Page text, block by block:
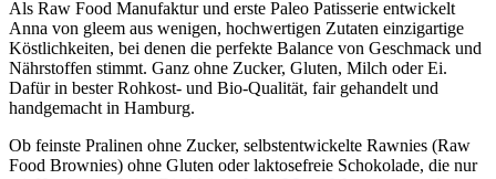
Als Raw Food Manufaktur und erste Paleo Patisserie entwickelt
Anna von gleem aus wenigen, hochwertigen Zutaten einzigartige
Köstlichkeiten, bei denen die perfekte Balance von Geschmack und
Nährstoffen stimmt. Ganz ohne Zucker, Gluten, Milch oder Ei.
Dafür in bester Rohkost- und Bio-Qualität, fair gehandelt und
handgemacht in Hamburg.
Ob feinste Pralinen ohne Zucker, selbstentwickelte Rawnies (Raw
Food Brownies) ohne Gluten oder laktosefreie Schokolade, die nur